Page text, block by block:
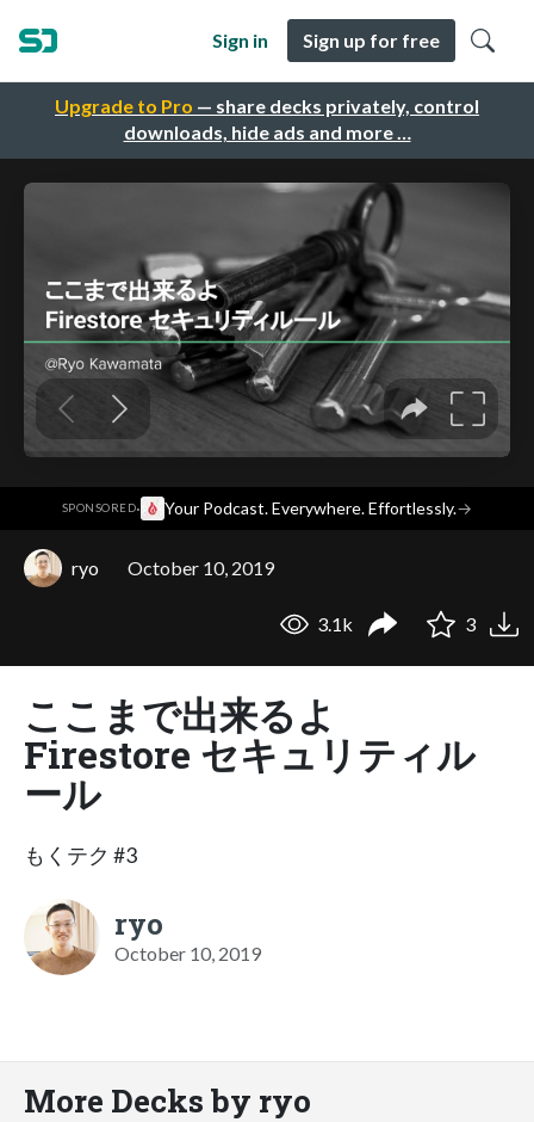
Upgrade to Pro — share decks privately, control
downloads, hide ads and more …
Sign in Sign up for free
SPONSORED· Your Podcast. Everywhere. Effortlessly.→
ryo October 10, 2019
3.1k 3
ここまで出来るよ
Firestore セキュリティル
ール
もくテク #3
ryo
October 10, 2019
More Decks by ryo